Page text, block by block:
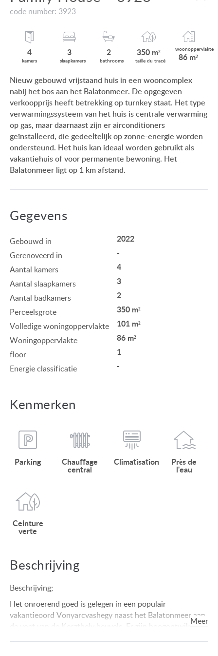
code number: 3923
4
kamers
3
slaapkamers
2
bathrooms
350 m²
taille du tracé
woonoppervlakte
86 m²
Nieuw gebouwd vrijstaand huis in een wooncomplex
nabij het bos aan het Balatonmeer. De opgegeven
verkoopprijs heeft betrekking op turnkey staat. Het type
verwarmingssysteem van het huis is centrale verwarming
op gas, maar daarnaast zijn er airconditioners
geïnstalleerd, die gedeeltelijk op zonne-energie worden
ondersteund. Het huis kan ideaal worden gebruikt als
vakantiehuis of voor permanente bewoning. Het
Balatonmeer ligt op 1 km afstand.
Gegevens
Gebouwd in 2022
Gerenoveerd in -
Aantal kamers 4
Aantal slaapkamers 3
Aantal badkamers 2
Perceelsgrote 350 m²
Volledige woningoppervlakte 101 m²
Woningoppervlakte 86 m²
floor 1
Energie classificatie -
Kenmerken
Parking Chauffage
central
Climatisation Près de
l'eau
Ceinture
verte
Beschrijving
Beschrijving;
Het onroerend goed is gelegen in een populair
vakantieoord Vonyarcvashegy naast het Balatonmeer aan
de voet van de Keszthely heuvels. Er zijn hoogontwikkelde
VIEW ON LAKE BALATON
NEAR THE THERMAL BATH
SWIMMING-POOL
MANSION WITH ANCIENT TREES
FAMILY HOUSE IN GREEN BELT
ONZE KLANTEN
AANKOOPINFORMATIE
GEBRUIKSEIGENDOM
IMPRESSUM
HU DE EN RU BE